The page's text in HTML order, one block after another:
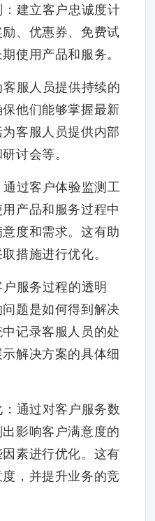
建立客户忠诚度计
、优惠券、免费试
使用产品和服务。
服人员提供持续的
他们能够掌握最新
客服人员提供内部
讨会等。
过客户体验监测工
产品和服务过程中
度和需求。这有助
措施进行优化。
服务过程的透明
题是如何得到解决
记录客服人员的处
解决方案的具体细
通过对客户服务数
影响客户满意度的
素进行优化。这有
，并提升业务的竞